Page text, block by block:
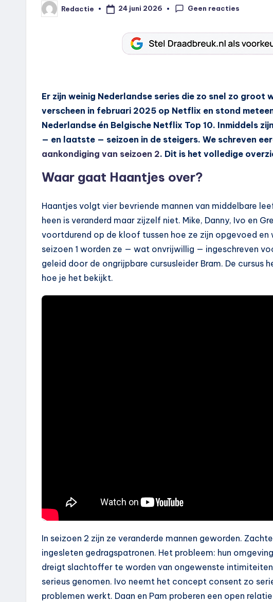
Geplaatst
door
Redactie 24 juni 2026 Geen reacties
Er zijn weinig Nederlandse series die zo snel zo groot
verscheen in februari 2025 op Netflix en stond
Nederlandse én Belgische Netflix Top 10. Inmiddels
— en laatste — seizoen in de steigers. We schreven
aankondiging van seizoen 2. Dit is het volledige
Waar gaat Haantjes over?
Haantjes volgt vier bevriende mannen van middelbare
heen is veranderd maar zijzelf niet. Mike, Danny, Ivo en
voortdurend op de kloof tussen hoe ze zijn opgevoed
seizoen 1 worden ze — wat onvrijwillig — ingeschreven
geleid door de ongrijpbare cursusleider Bram. De cursus
hoe je het bekijkt.
In seizoen 2 zijn ze veranderde mannen geworden.
ingesleten gedragspatronen. Het probleem: hun
dreigt slachtoffer te worden van ongewenste
serieus genomen. Ivo neemt het concept consent zo
problemen werkt. Daan en Pam proberen een open